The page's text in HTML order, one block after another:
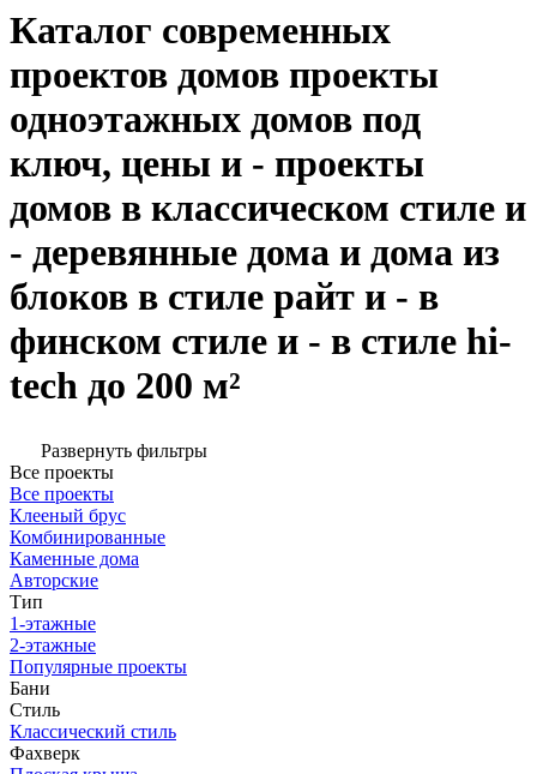
Каталог современных
проектов домов проекты
одноэтажных домов под
ключ, цены и - проекты
домов в классическом стиле и
- деревянные дома и дома из
блоков в стиле райт и - в
финском стиле и - в стиле hi-
tech до 200 м²
Развернуть фильтры
Все проекты
Все проекты
Клееный брус
Комбинированные
Каменные дома
Авторские
Тип
1-этажные
2-этажные
Популярные проекты
Бани
Стиль
Классический стиль
Фахверк